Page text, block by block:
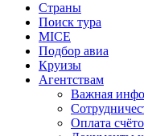
Страны
Поиск тура
MICE
Подбор авиа
Круизы
Агентствам
Важная
Оплата